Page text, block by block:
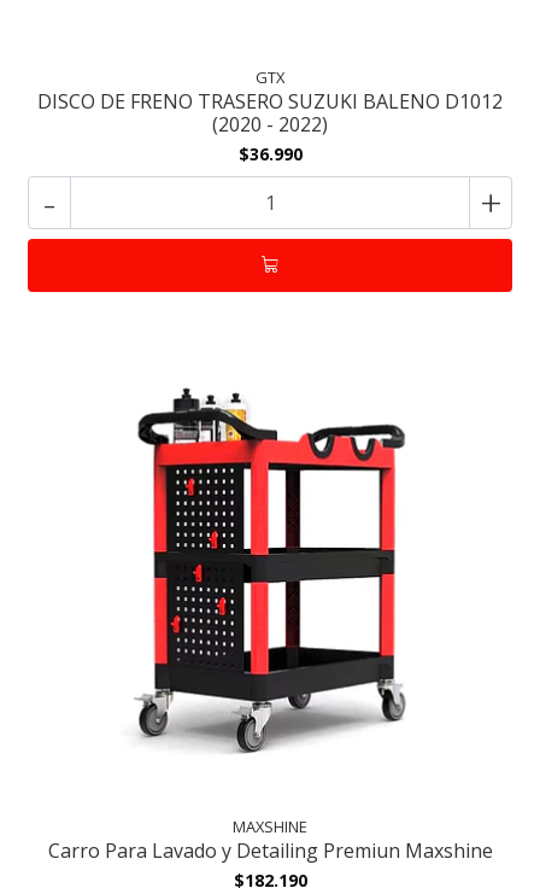
GTX
DISCO DE FRENO TRASERO SUZUKI BALENO D1012
(2020 - 2022)
$36.990
- +
MAXSHINE
Carro Para Lavado y Detailing Premiun Maxshine
$182.190